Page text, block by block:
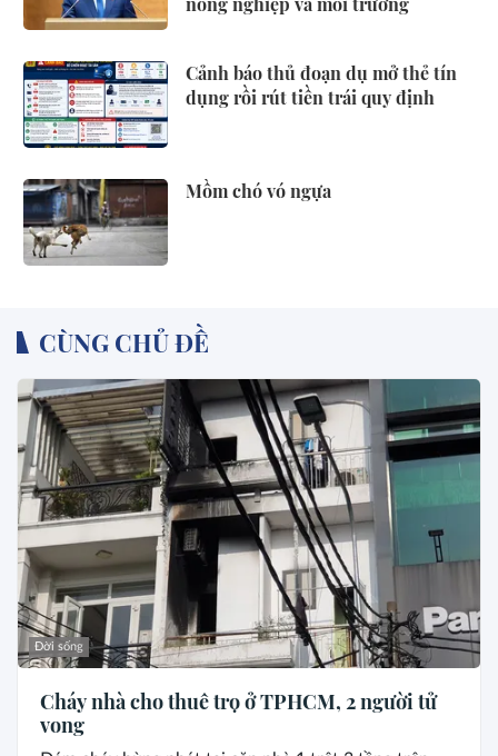
Cảnh báo thủ đoạn dụ mở thẻ tín
dụng rồi rút tiền trái quy định
Mồm chó vó ngựa
CÙNG CHỦ ĐỀ
Đời sống
Cháy nhà cho thuê trọ ở TPHCM, 2 người tử
vong